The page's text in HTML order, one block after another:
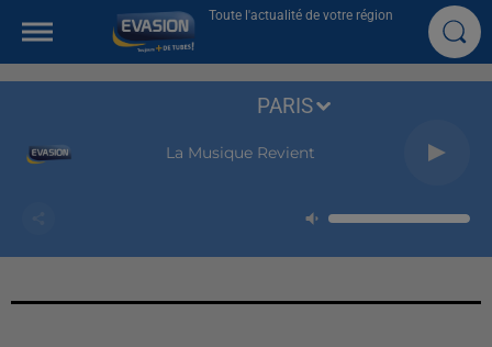
Toute l'actualité de votre région
Russian Roulette
RIHANNA
PARIS